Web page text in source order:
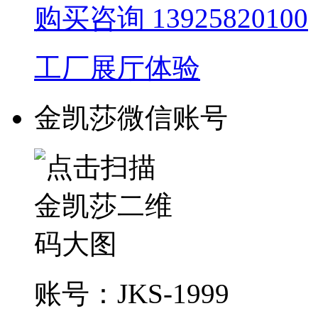
购买咨询 13925820100
工厂展厅体验
金凯莎微信账号
账号：JKS-1999